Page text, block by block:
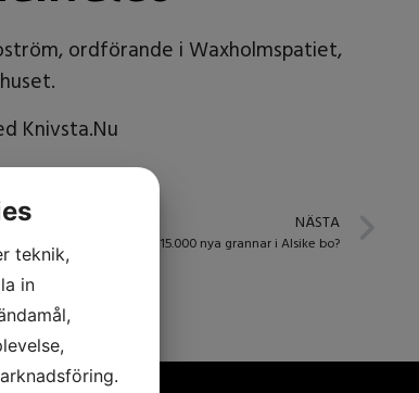
ordförande i Waxholmspatiet,
Knivsta.Nu
NÄSTA
Hur skall dina 15.000 nya grannar i Alsike bo?
teknik,
in